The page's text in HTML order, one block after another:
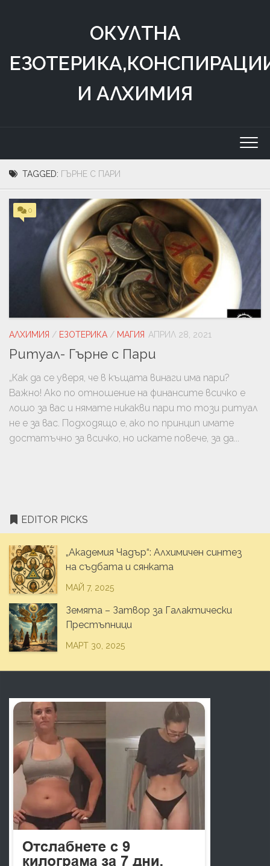
ОКУЛТНА
И АЛХИМИЯ
TAGGED: ГЪРНЕ С ПАРИ
0
АЛХИМИЯ / ЕЗОТЕРИКА / МАГИЯ АПРИЛ 28, 2021
Ритуал- Гърне с Пари
„Как да се уверя, че в къщата винаги има пари?
Важно! Ако по отношение на финансите всичко е
лошо за вас и нямате никакви пари то този ритуал
не е за вас. Подходящо е, ако по принцип имате
достатъчно за всичко, но искате повече, за да...
EDITOR PICKS
„Академия Чадър“: Алхимичен синтез
на съдбата и сянката
МАЙ 7, 2025
Земята – Затвор за Галактически
Престъпници
МАРТ 30, 2025